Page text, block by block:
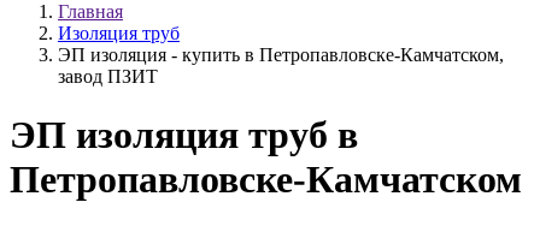
Главная
Изоляция труб
ЭП изоляция - купить в Петропавловске-Камчатском,
завод ПЗИТ
ЭП изоляция труб в
Петропавловске-Камчатском